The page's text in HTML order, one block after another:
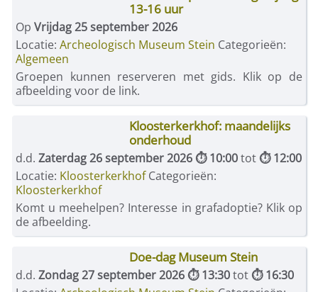
13-16 uur
OpVrijdag 25 september 2026
Locatie:Archeologisch Museum Stein Categorieën:
Algemeen
Groepen kunnen reserveren met gids. Klik op de
afbeelding voor de link.
Kloosterkerkhof: maandelijks
onderhoud
d.d.Zaterdag 26 september 2026 ⏱ 10:00tot ⏱ 12:00
Locatie: Kloosterkerkhof Categorieën:
Kloosterkerkhof
Komt u meehelpen? Interesse in grafadoptie? Klik op
de afbeelding.
Doe-dag Museum Stein
d.d.Zondag 27 september 2026 ⏱ 13:30tot ⏱ 16:30